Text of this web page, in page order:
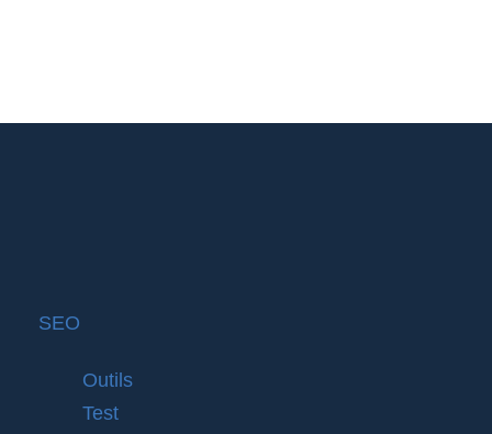
SEO
Outils
Test